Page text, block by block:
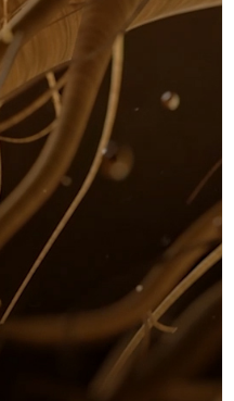
究院院长
节作用》
机制研究》
疫抑制》等书籍